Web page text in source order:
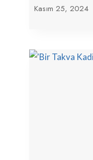
Kasım 25, 2024